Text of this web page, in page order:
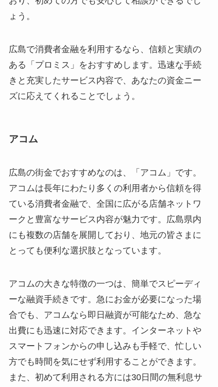
ょう。
広島で消費者金融を利用するなら、信頼と実績の
ある「プロミス」をおすすめします。迅速な手続
きと充実したサービス内容で、あなたの資金ニー
ズに応えてくれることでしょう。
アコム
広島の街金でおすすめなのは、「アコム」です。
アコムは長年にわたり多くの利用者から信頼を得
ている消費者金融で、全国に広がる店舗ネットワ
ークと豊富なサービス内容が魅力です。広島県内
にも複数の店舗を展開しており、地元の皆さまに
とっても便利な選択肢となっています。
アコムの大きな特徴の一つは、簡単でスピーディ
ーな融資手続きです。急にお金が必要になった場
合でも、アコムなら即日融資が可能なため、急な
出費にも迅速に対応できます。インターネットや
スマートフォンからの申し込みも手軽で、忙しい
方でも時間を気にせず利用することができます。
また、初めて利用される方には30日間の無利息サ